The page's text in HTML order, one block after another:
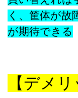
く、 筐体が故
が期待できる
【デメリ